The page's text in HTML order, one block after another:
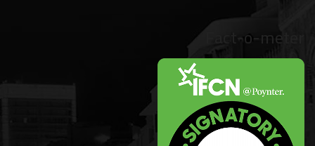
Fact-o-meter